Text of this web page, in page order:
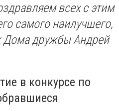
всех с этим
самого наилучшего,
Дома дружбы Андрей
в конкурсе по